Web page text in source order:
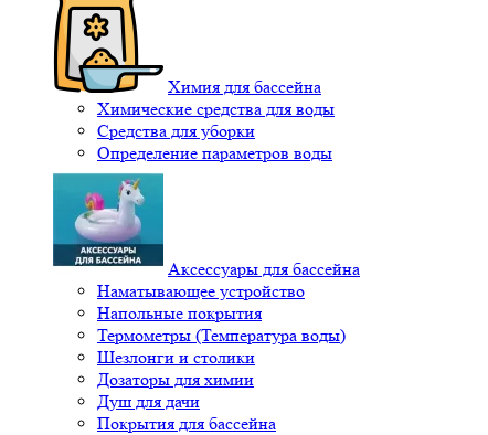
Химия для бассейна
Химические средства для воды
Средства для уборки
Определение параметров воды
Аксессуары для бассейна
Наматывающее устройство
Напольные покрытия
Термометры (Температура воды)
Шезлонги и столики
Дозаторы для химии
Душ для дачи
Покрытия для бассейна